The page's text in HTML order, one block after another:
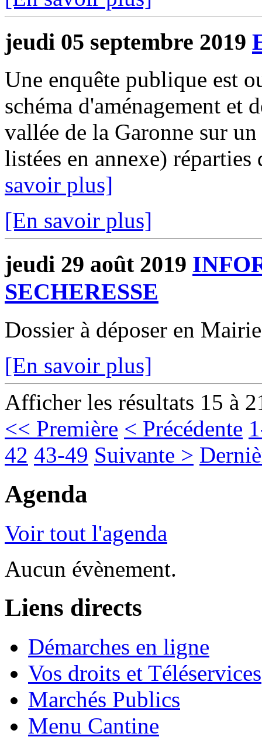
jeudi 05 septembre 2019
Une enquête publique est
schéma d'aménagement et
vallée de la Garonne sur
listées en annexe) réparties
savoir plus]
[En savoir plus]
jeudi 29 août 2019
SECHERESSE
Dossier à déposer en Mairie
[En savoir plus]
Afficher les résultats 15 à
<< Première < Précédente
42 43-49 Suivante >
Agenda
Voir tout l'agenda
Aucun évènement.
Liens directs
Démarches en ligne
Vos droits et Téléservices
Marchés Publics
Menu Cantine